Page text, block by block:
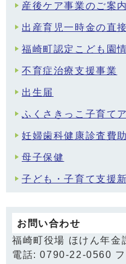
産後ケア事業のご案内
出産育児一時金の直
福崎町認定こども園
不育症治療支援事業
出生届
ふくさきっこ子育て
妊婦歯科健康診査費
母子保健
子ども・子育て支援
お問い合わせ
福崎町役場 ほけん年金
電話: 0790-22-0560